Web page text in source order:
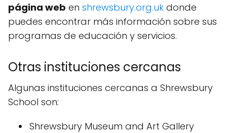
página web en shrewsbury.org.uk donde
puedes encontrar más información sobre sus
programas de educación y servicios.
Otras instituciones cercanas
Algunas instituciones cercanas a Shrewsbury
School son:
Shrewsbury Museum and Art Gallery